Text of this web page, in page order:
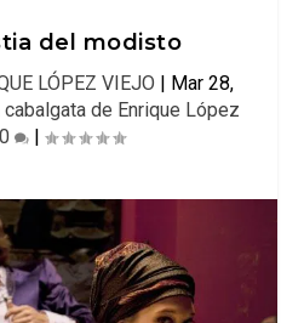
del modisto
LÓPEZ VIEJO | Mar 28,
cabalgata de Enrique López
0 |